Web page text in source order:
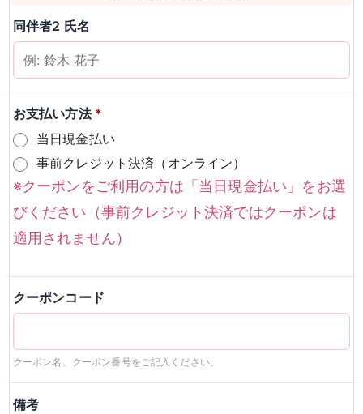
同伴者2 氏名
お支払い方法 *
当日現金払い
事前クレジット決済（オンライン）
※クーポンをご利用の方は「当日現金払い」をお選
びください（事前クレジット決済ではクーポンは
適用されません）
クーポンコード
クーポン名、クーポン番号をご記入ください。
備考